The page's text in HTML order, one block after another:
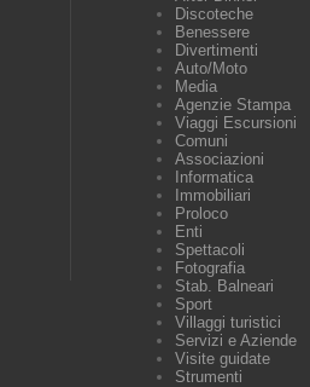
Discoteche
Benessere
Divertimenti
Auto/Moto
Media
Agenzie Stampa
Viaggi Escursioni
Comuni
Associazioni
Informatica
Immobiliari
Proloco
Enti
Spettacoli
Fotografia
Stab. Balneari
Sport
Villaggi turistici
Servizi e Aziende
Visite guidate
Strumenti